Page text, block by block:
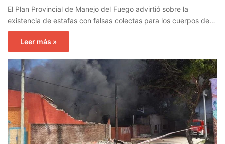
El Plan Provincial de Manejo del Fuego advirtió sobre la
existencia de estafas con falsas colectas para los cuerpos de…
Leer más »